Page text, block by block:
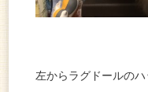
左からラグドールの